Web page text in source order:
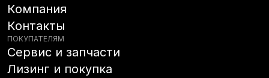
Компания
Контакты
ПОКУПАТЕЛЯМ
Сервис и запчасти
Лизинг и покупка